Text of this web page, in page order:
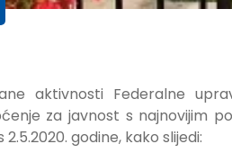
aktivnosti Federalne
za javnost s najnovijim
godine, kako slijedi: